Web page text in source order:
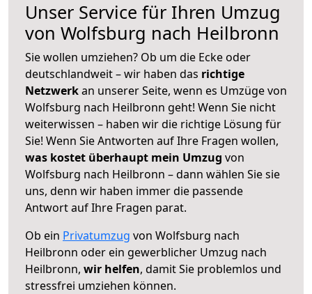
Unser Service für Ihren Umzug
von Wolfsburg nach Heilbronn
Sie wollen umziehen? Ob um die Ecke oder
deutschlandweit – wir haben das richtige
Netzwerkan unserer Seite, wenn es Umzüge von
Wolfsburg nach Heilbronn geht! Wenn Sie nicht
weiterwissen – haben wir die richtige Lösung für
Sie! Wenn Sie Antworten auf Ihre Fragen wollen,
was kostet überhaupt mein Umzug von
Wolfsburg nach Heilbronn – dann wählen Sie sie
uns, denn wir haben immer die passende
Antwort auf Ihre Fragen parat.
Ob ein Privatumzug von Wolfsburg nach
Heilbronn oder ein gewerblicher Umzug nach
Heilbronn, wir helfen, damit Sie problemlos und
stressfrei umziehen können.